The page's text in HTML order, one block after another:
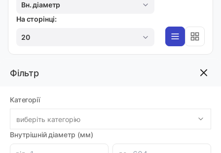
Фільтр
Категорії
виберіть категорію
Внутрішній діаметр (мм)
Вн. діаметр
На сторінці:
20
43.16 грн